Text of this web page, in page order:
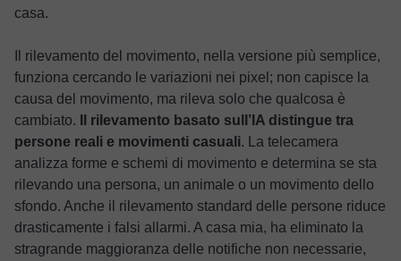
casa.
Il rilevamento del movimento, nella versione più semplice,
funziona cercando le variazioni nei pixel; non capisce la
causa del movimento, ma rileva solo che qualcosa è
cambiato.
Il rilevamento basato sull’IA distingue tra
persone reali e movimenti casuali. La telecamera
analizza forme e schemi di movimento e determina se sta
rilevando una persona, un animale o un movimento dello
sfondo. Anche il rilevamento standard delle persone riduce
drasticamente i falsi allarmi. A casa mia, ha eliminato la
stragrande maggioranza delle notifiche non necessarie,